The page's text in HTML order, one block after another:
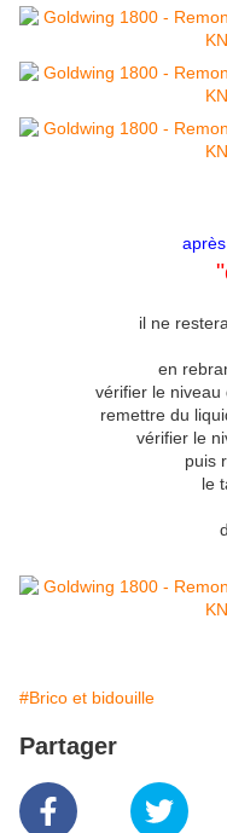
il ne
en
vérifier le niveau
remettre du
vérifier le
puis
le
#Brico et bidouille
Partager